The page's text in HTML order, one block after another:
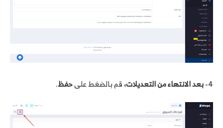
4- بعد الانتهاء من التعديلات،قم بالضغط علىحفظ.